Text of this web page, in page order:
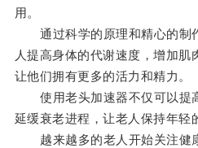
用。
通过科学的原理和精心的制
人提高身体的代谢速度，增加肌
让他们拥有更多的活力和精力。
使用老头加速器不仅可以提
延缓衰老进程，让老人保持年轻
越来越多的老人开始关注健